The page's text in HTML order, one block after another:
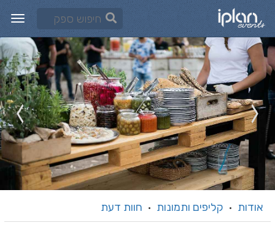
אודות · קליפים ותמונות · חוות דעת